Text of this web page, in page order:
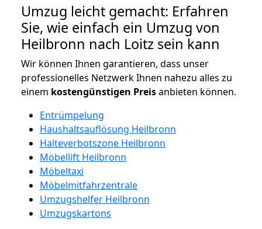
Umzug leicht gemacht: Erfahren
Sie, wie einfach ein Umzug von
Heilbronn nach Loitz sein kann
Wir können Ihnen garantieren, dass unser
professionelles Netzwerk Ihnen nahezu alles zu
einem kostengünstigen Preisanbieten können.
Entrümpelung
Haushaltsauflösung Heilbronn
Halteverbotszone Heilbronn
Möbellift Heilbronn
Möbeltaxi
Möbelmitfahrzentrale
Umzugshelfer Heilbronn
Umzugskartons